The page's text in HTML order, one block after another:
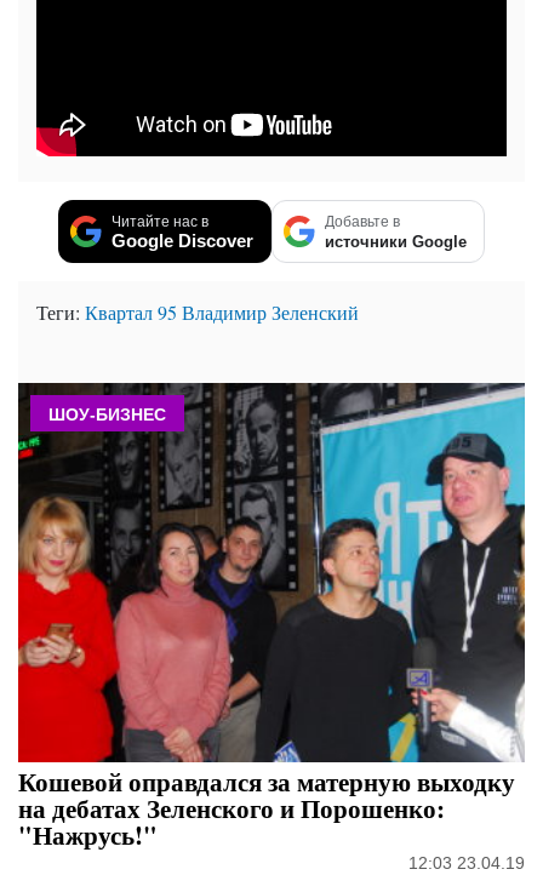
Читайте нас в
Google Discover
Добавьте в
источники Google
Теги: Квартал 95 Владимир Зеленский
ШОУ-БИЗНЕС
Кошевой оправдался за матерную выходку
на дебатах Зеленского и Порошенко:
"Нажрусь!"
12:03 23.04.19